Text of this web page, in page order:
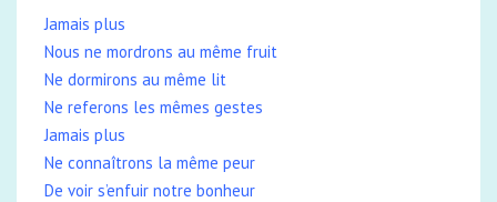
Jamais plus
Nous ne mordrons au même fruit
Ne dormirons au même lit
Ne referons les mêmes gestes
Jamais plus
Ne connaîtrons la même peur
De voir s’enfuir notre bonheur